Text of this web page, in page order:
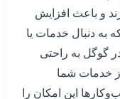
و باعث افزایش
به دنبال خدمات یا
گوگل به راحتی
خدمات شما
این امکان را